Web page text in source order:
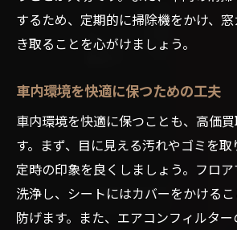
するため、定期的に掃除機をかけ、
き取ることを心がけましょう。
車内環境を快適に保つための工夫
車内環境を快適に保つことも、高価
す。まず、目に見える汚れやゴミを
定時の印象を良くしましょう。フロ
洗浄し、シートにはカバーをかける
防げます。また、エアコンフィルタ